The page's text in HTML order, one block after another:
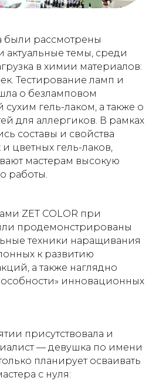
были рассмотрены
актуальные темы, среди
в химии материалов:
Тестирование ламп и
о безламповом
гель-лаком, а также о
для аллергиков. В рамках
составы и свойства
цветных гель-лаков,
мастерам высокую
работы.
ZET COLOR при
продемонстрированы
техники наращивания
к развитию
а также наглядно
инновационных
присутствовала и
— девушка по имени
планирует осваивать
с нуля: